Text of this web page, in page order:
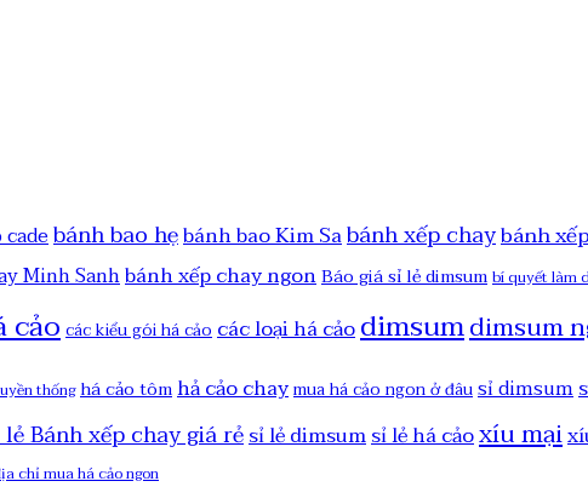
bánh bao hẹbánh bao Kim Sabánh xếp chaybánh
Minh Sanhbánh xếp chay ngonBáo giá sỉ lẻ dimsumbí quyết làm
cảocác kiểu gói há cảocác loại há cảodimsumdimsum
thốnghá cảo tômhả cảo chaymua há cảo ngon ở đâusỉ dimsum
Bánh xếp chay giá rẻsỉ lẻ dimsumsỉ lẻ há cảoxíu mại
chỉ mua há cảo ngon